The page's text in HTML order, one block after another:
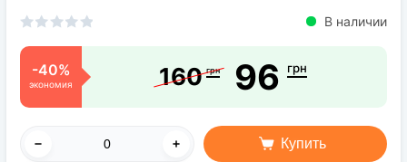
В наличии
-40%
экономия 160 грн 96 грн
Купить